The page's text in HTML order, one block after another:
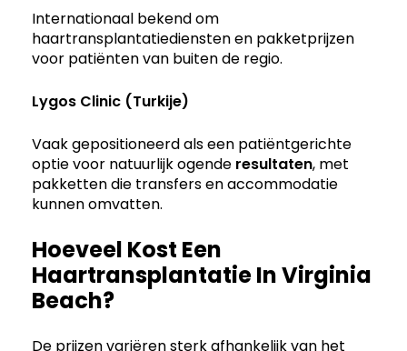
Internationaal bekend om
haartransplantatiediensten en pakketprijzen
voor patiënten van buiten de regio.
Lygos Clinic (Turkije)
Vaak gepositioneerd als een patiëntgerichte
optie voor natuurlijk ogende resultaten, met
pakketten die transfers en accommodatie
kunnen omvatten.
Hoeveel Kost Een
Haartransplantatie In Virginia
Beach?
De prijzen variëren sterk afhankelijk van het